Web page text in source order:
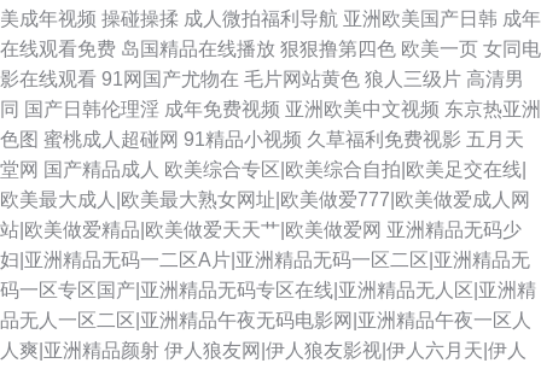
美成年视频 操碰操揉 成人微拍福利导航 亚洲欧美国产日韩 成年
在线观看免费 岛国精品在线播放 狠狠撸第四色 欧美一页 女同电
影在线观看 91网国产尤物在 毛片网站黄色 狼人三级片 高清男
同 国产日韩伦理淫 成年免费视频 亚洲欧美中文视频 东京热亚洲
色图 蜜桃成人超碰网 91精品小视频 久草福利免费视影 五月天
堂网 国产精品成人 欧美综合专区|欧美综合自拍|欧美足交在线|
欧美最大成人|欧美最大熟女网址|欧美做爱777|欧美做爱成人网
站|欧美做爱精品|欧美做爱天天艹|欧美做爱网 亚洲精品无码少
妇|亚洲精品无码一二区A片|亚洲精品无码一区二区|亚洲精品无
码一区专区国产|亚洲精品无码专区在线|亚洲精品无人区|亚洲精
品无人一区二区|亚洲精品午夜无码电影网|亚洲精品午夜一区人
人爽|亚洲精品颜射 伊人狼友网|伊人狼友影视|伊人六月天|伊人